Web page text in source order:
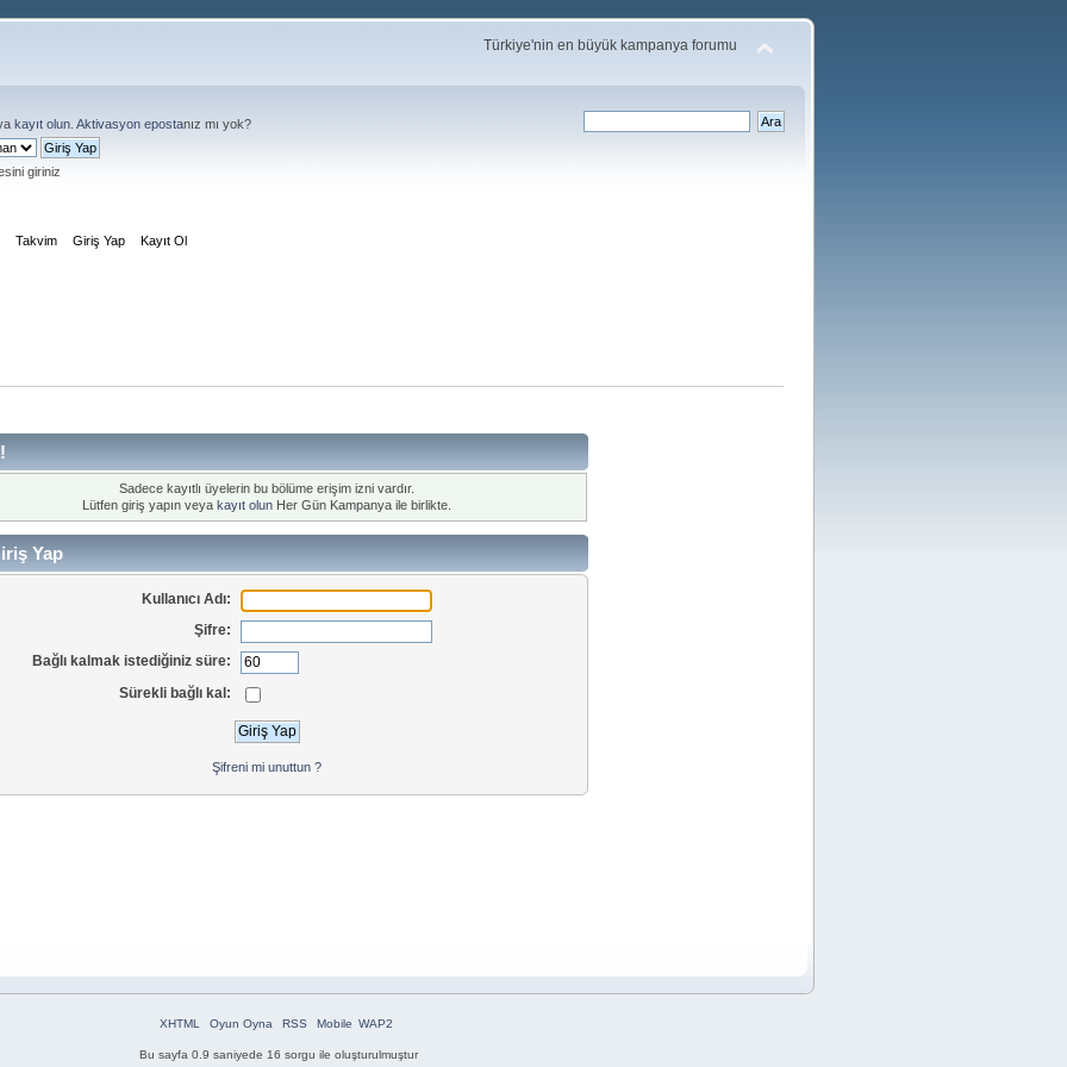
Türkiye'nin en büyük kampanya forumu
kayıt olun Aktivasyon epostanız mı yok?
giriniz
Takvim Giriş Yap Kayıt Ol
Sadece kayıtlı üyelerin bu bölüme erişim izni vardır.
Lütfen giriş yapın veya kayıt olun Her Gün Kampanya ile birlikte.
Yap
Kullanıcı Adı:
Şifre:
Bağlı kalmak istediğiniz süre:
Sürekli bağlı kal:
Şifreni mi unuttun ?
XHTML Oyun Oyna RSS Mobile WAP2
Bu sayfa 0.9 saniyede 16 sorgu ile oluşturulmuştur